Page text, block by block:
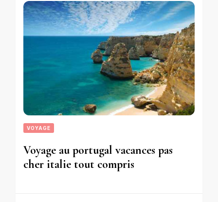
VOYAGE
Voyage au portugal vacances pas
cher italie tout compris